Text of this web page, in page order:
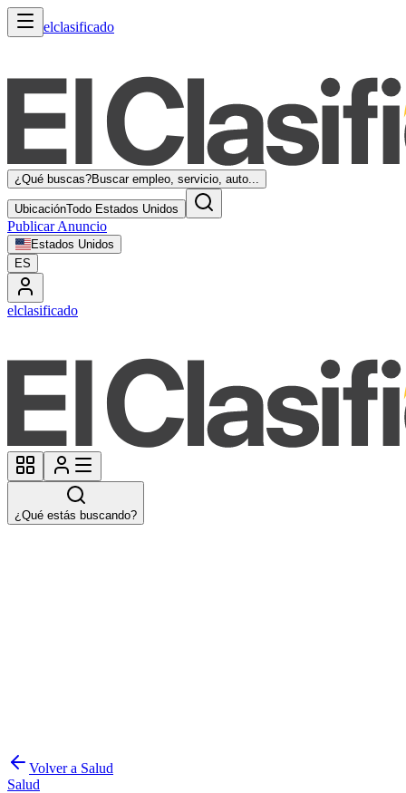
elclasificado
¿Qué buscas?Buscar empleo, servicio, auto...
UbicaciónTodo Estados Unidos
Publicar Anuncio
Estados Unidos
ES
elclasificado
¿Qué estás buscando?
Volver a Salud
Salud